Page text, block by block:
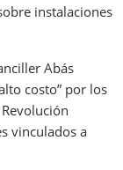
instalaciones
Abás
costo” por los
vinculados a